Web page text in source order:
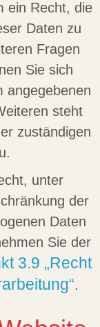
ein Recht, die
Daten zu
Fragen
Sie sich
angegebenen
steht
zuständigen
unter
der
Daten
Sie der
3.9 „Recht
.